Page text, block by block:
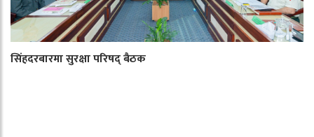
सिंहदरबारमा सुरक्षा परिषद् बैठक